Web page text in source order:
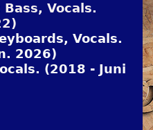
Bass, Vocals.
Vocals.
2026)
(2018 - Juni